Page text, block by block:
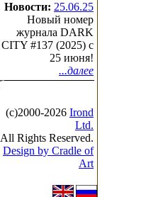
Новости: 25.06.25
Новый номер
журнала DARK
CITY #137 (2025) c
25 июня!
...далее
(с)2000-2026 Irond
Ltd.
All Rights Reserved.
Design by Cradle of
Art